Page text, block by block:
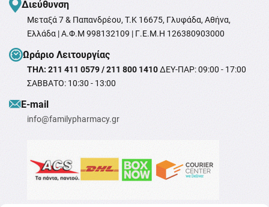
Διεύθυνση
Μεταξά 7 & Παπανδρέου, T.K 16675, Γλυφάδα, Αθήνα,
Ελλάδα | Α.Φ.Μ 998132109 | Γ.Ε.Μ.Η 126380903000
Ωράριο Λειτουργίας
ΤΗΛ: 211 411 0579 / 211 800 1410ΔΕΥ-ΠΑΡ: 09:00 - 17:00
ΣΑΒΒΑΤΟ: 10:30 - 13:00
Ε-mail
info@familypharmacy.gr